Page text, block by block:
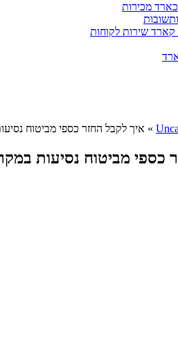
מכירות
שירות לקוחות
» איך לקבל החזר כספי מביטוח
כספי מביטוח נסיעות